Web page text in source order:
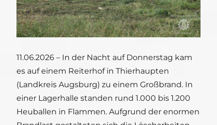
11.06.2026 – In der Nacht auf Donnerstag kam
es auf einem Reiterhof in Thierhaupten
(Landkreis Augsburg) zu einem Großbrand. In
einer Lagerhalle standen rund 1.000 bis 1.200
Heuballen in Flammen. Aufgrund der enormen